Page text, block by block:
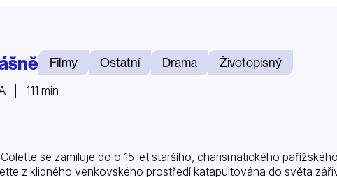
Filmy Ostatní Drama Životopisný
| 111 min
se zamiluje do o 15 let staršího, charismatického
z klidného venkovského prostředí katapultována do světa